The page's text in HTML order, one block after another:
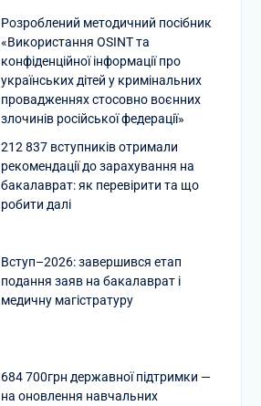
Розроблений методичний посібник
«Використання OSINT та
конфіденційної інформації про
українських дітей у кримінальних
провадженнях стосовно воєнних
злочинів російської федерації»
212 837 вступників отримали
рекомендації до зарахування на
бакалаврат: як перевірити та що
робити далі
Вступ–2026: завершився етап
подання заяв на бакалаврат і
медичну магістратуру
684 700грн державної підтримки —
на оновлення навчальних